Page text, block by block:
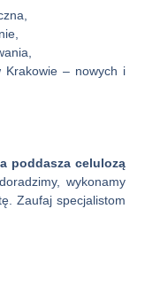
Krakowie – nowych i
poddasza celulozą
wykonamy
Zaufaj specjalistom